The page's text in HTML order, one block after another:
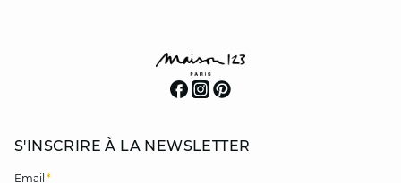
S'INSCRIRE À LA NEWSLETTER
Email *